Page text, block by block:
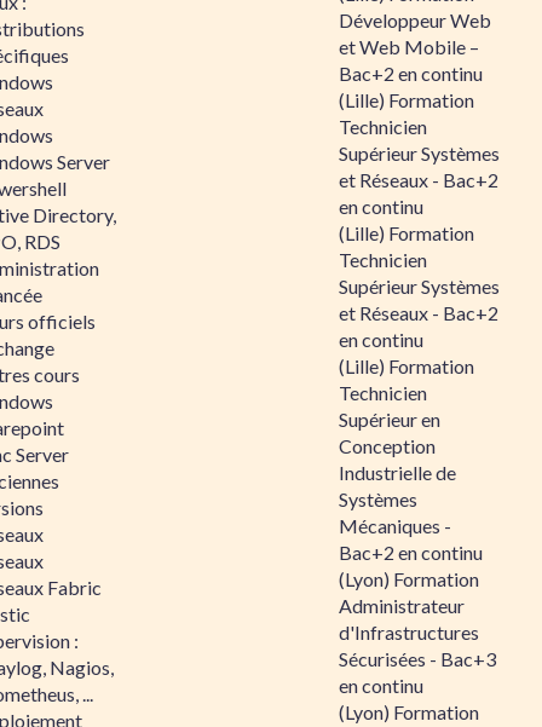
Server
Directory,
RDS
officiels
cours
Server
Fabric
:
Nagios,
...
Développeur Web
et Web Mobile –
Bac+2 en continu
(Lille) Formation
Technicien
Supérieur Systèmes
et Réseaux - Bac+2
en continu
(Lille) Formation
Technicien
Supérieur Systèmes
et Réseaux - Bac+2
en continu
(Lille) Formation
Technicien
Supérieur en
Conception
Industrielle de
Systèmes
Mécaniques -
Bac+2 en continu
(Lyon) Formation
Administrateur
d'Infrastructures
Sécurisées - Bac+3
en continu
(Lyon) Formation